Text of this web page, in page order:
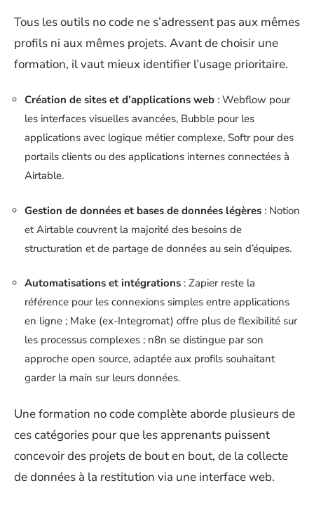
Tous les outils no code ne s’adressent pas aux mêmes
profils ni aux mêmes projets. Avant de choisir une
formation, il vaut mieux identifier l’usage prioritaire.
Création de sites et d’applications web : Webflow pour
les interfaces visuelles avancées, Bubble pour les
applications avec logique métier complexe, Softr pour des
portails clients ou des applications internes connectées à
Airtable.
Gestion de données et bases de données légères : Notion
et Airtable couvrent la majorité des besoins de
structuration et de partage de données au sein d’équipes.
Automatisations et intégrations : Zapier reste la
référence pour les connexions simples entre applications
en ligne ; Make (ex-Integromat) offre plus de flexibilité sur
les processus complexes ; n8n se distingue par son
approche open source, adaptée aux profils souhaitant
garder la main sur leurs données.
Une formation no code complète aborde plusieurs de
ces catégories pour que les apprenants puissent
concevoir des projets de bout en bout, de la collecte
de données à la restitution via une interface web.